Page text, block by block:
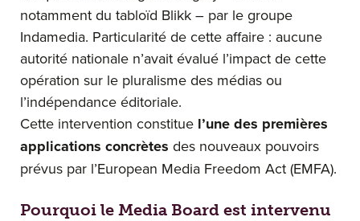
notamment du tabloïd Blikk – par le groupe
Indamedia. Particularité de cette affaire : aucune
autorité nationale n’avait évalué l’impact de cette
opération sur le pluralisme des médias ou
l’indépendance éditoriale.
Cette intervention constitue l’une des premières
applications concrètes des nouveaux pouvoirs
prévus par l’European Media Freedom Act (EMFA).
Pourquoi le Media Board est intervenu